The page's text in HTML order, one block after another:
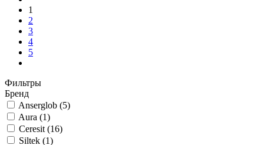
Грунтовка Smile SG-18 5л Біо-септ
385 грн
1
2
5
Фильтры
Бренд
Anserglob